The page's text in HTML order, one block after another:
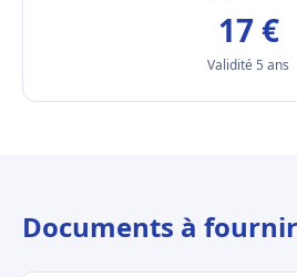
17 €
Validité 5 ans
Documents à fournir